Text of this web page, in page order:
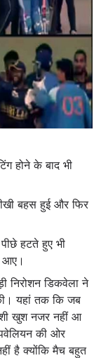
होने के बाद भी
बहस हुई और फिर
हटते हुए भी
आए।
निरोशन डिकवेला ने
यहां तक कि जब
खुश नजर नहीं आ
की ओर
है क्योंकि मैच बहुत